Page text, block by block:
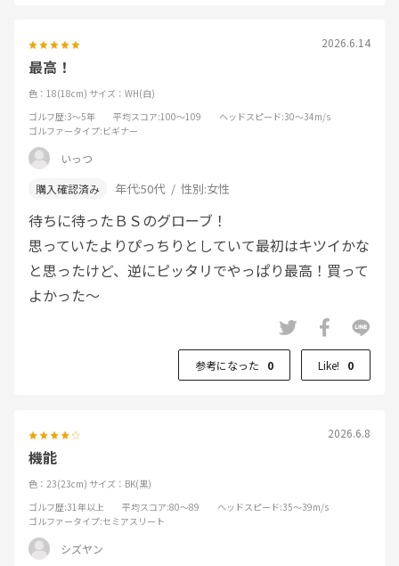
2026.6.14
最高！
色：18(18cm) サイズ：WH(白)
ゴルフ歴:3～5年 平均スコア:100～109 ヘッドスピード:30～34m/s
ゴルファータイプ:ビギナー
いっつ
年代:50代 性別:女性
待ちに待ったＢＳのグローブ！
思っていたよりぴっちりとしていて最初はキツイかな
と思ったけど、逆にピッタリでやっぱり最高！買って
よかった～
参考になった 0 Like! 0
2026.6.8
機能
色：23(23cm) サイズ：BK(黒)
ゴルフ歴:31年以上 平均スコア:80～89 ヘッドスピード:35～39m/s
ゴルファータイプ:セミアスリート
シズヤン